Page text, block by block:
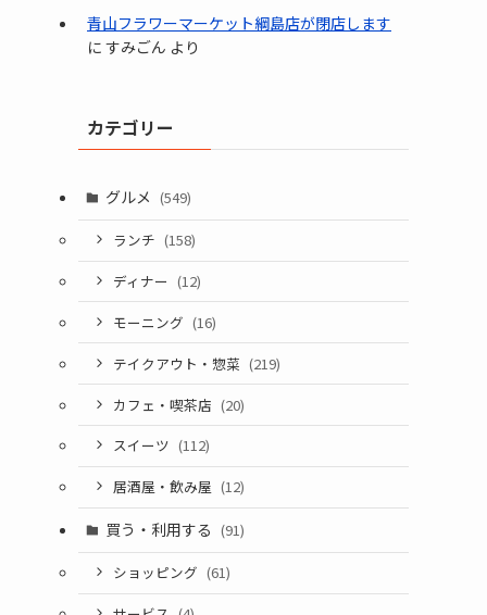
青山フラワーマーケット綱島店が閉店します
に すみごん より
カテゴリー
グルメ (549)
ランチ (158)
ディナー (12)
モーニング (16)
テイクアウト・惣菜 (219)
カフェ・喫茶店 (20)
スイーツ (112)
居酒屋・飲み屋 (12)
買う・利用する (91)
ショッピング (61)